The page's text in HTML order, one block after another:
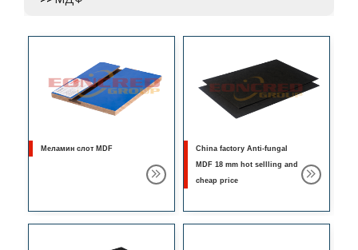
Меламин слот MDF
China factory Anti-fungal
MDF 18 mm hot sellling and
cheap price